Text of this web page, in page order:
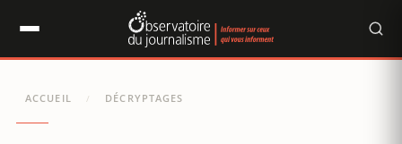
ACCUEIL / DÉCRYPTAGES
Panneau de gestion des cookies